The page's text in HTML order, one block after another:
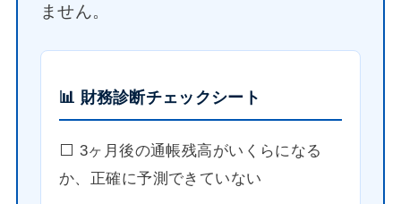
ません。
📊 財務診断チェックシート
⬜️ 3ヶ月後の通帳残高がいくらになる
か、正確に予測できていない